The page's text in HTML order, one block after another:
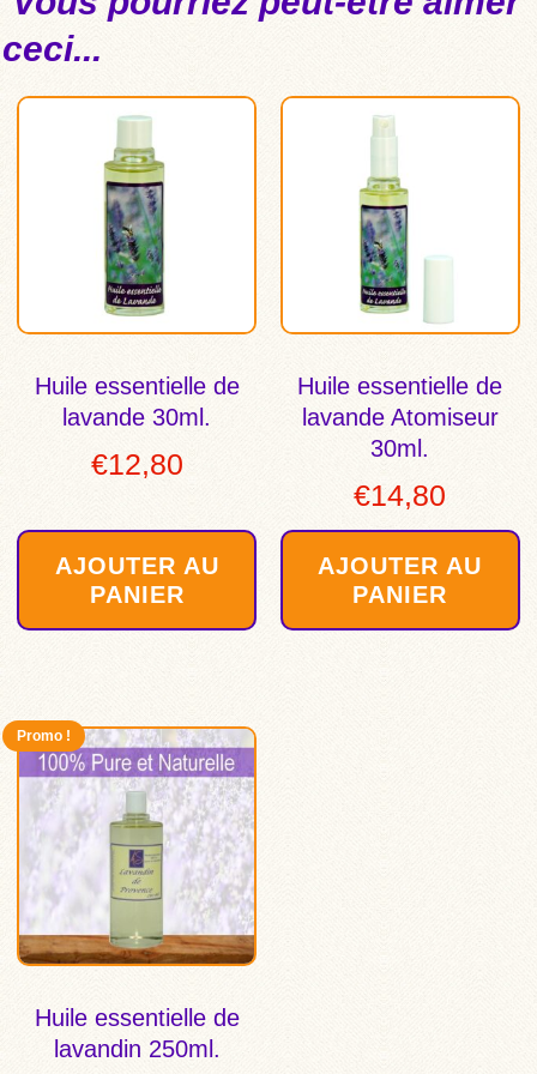
ceci...
Huile essentielle de
lavande 30ml.
€12,80
AJOUTER AU
PANIER
Huile essentielle de
lavande Atomiseur
30ml.
€14,80
AJOUTER AU
PANIER
Promo !
Huile essentielle de
lavandin 250ml.